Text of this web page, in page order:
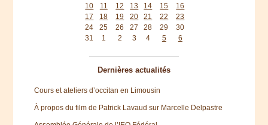
10
11 12 13 14 15
16
17
18 19 20 21 22
23
24
25 26 27 28 29
30
31
1 2 3 4 5 6
Dernières actualités
Cours et ateliers d’occitan en Limousin
À propos du film de Patrick Lavaud sur Marcelle Delpastre